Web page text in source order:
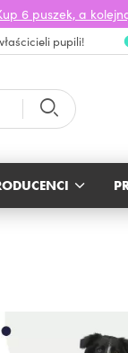
6 puszek, a
pupili!